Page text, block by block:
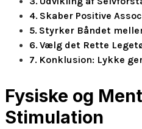
Skaber Positive
Styrker Båndet
Vælg det Rette
Konklusion: Lykke
Fysiske og
Stimulation